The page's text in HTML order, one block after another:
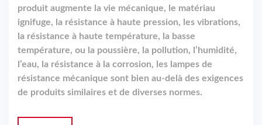
produit augmente la vie mécanique, le matériau
ignifuge, la résistance à haute pression, les vibrations,
la résistance à haute température, la basse
température, ou la poussière, la pollution, l’humidité,
l’eau, la résistance à la corrosion, les lampes de
résistance mécanique sont bien au-delà des exigences
de produits similaires et de diverses normes.